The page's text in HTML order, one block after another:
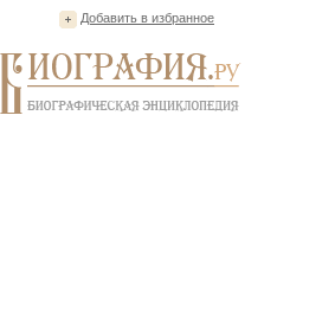
Добавить в избранное